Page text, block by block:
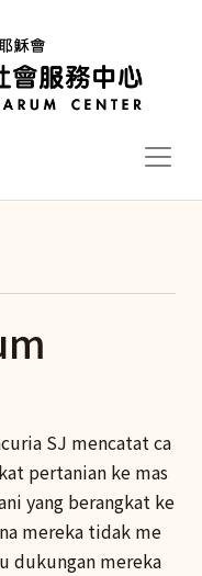
SJ mencatat ca
pertanian ke mas
yang berangkat ke
mereka tidak me
dukungan mereka